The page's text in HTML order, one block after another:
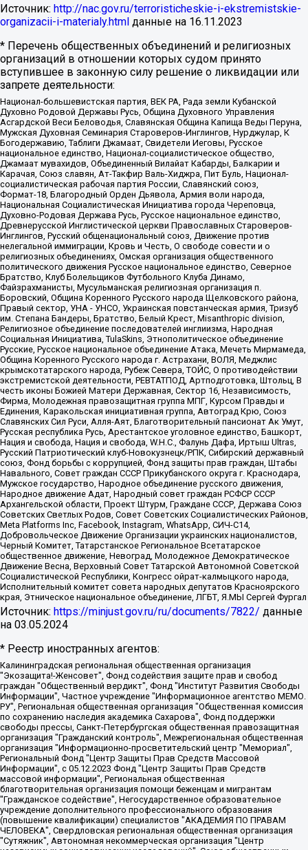
Источник: http://nac.gov.ru/terroristicheskie-i-ekstremistskie-
organizacii-i-materialy.html данные на 16.11.2023
* Перечень общественных объединений и религиозных
организаций в отношении которых судом принято
вступившее в законную силу решение о ликвидации или
запрете деятельности:
Национал-большевистская партия, ВЕК РА, Рада земли Кубанской
Духовно Родовой Державы Русь, Община Духовного Управления
Асгардской Веси Беловодья, Славянская Община Капища Веды Перуна,
Мужская Духовная Семинария Староверов-Инглингов, Нурджулар, К
Богодержавию, Таблиги Джамаат, Свидетели Иеговы, Русское
национальное единство, Национал-социалистическое общество,
Джамаат мувахидов, Объединенный Вилайат Кабарды, Балкарии и
Карачая, Союз славян, Ат-Такфир Валь-Хиджра, Пит Буль, Национал-
социалистическая рабочая партия России, Славянский союз,
Формат-18, Благородный Орден Дьявола, Армия воли народа,
Национальная Социалистическая Инициатива города Череповца,
Духовно-Родовая Держава Русь, Русское национальное единство,
Древнерусской Инглистической церкви Православных Староверов-
Инглингов, Русский общенациональный союз, Движение против
нелегальной иммиграции, Кровь и Честь, О свободе совести и о
религиозных объединениях, Омская организация общественного
политического движения Русское национальное единство, Северное
Братство, Клуб Болельщиков Футбольного Клуба Динамо,
Файзрахманисты, Мусульманская религиозная организация п.
Боровский, Община Коренного Русского народа Щелковского района,
Правый сектор, УНА - УНСО, Украинская повстанческая армия, Тризуб
им. Степана Бандеры, Братство, Белый Крест, Misanthropic division,
Религиозное объединение последователей инглиизма, Народная
Социальная Инициатива, TulaSkins, Этнополитическое объединение
Русские, Русское национальное объединение Атака, Мечеть Мирмамеда,
Община Коренного Русского народа г. Астрахани, ВОЛЯ, Меджлис
крымскотатарского народа, Рубеж Севера, ТОЙС, О противодействии
экстремистской деятельности, РЕВТАТПОД, Артподготовка, Штольц, В
честь иконы Божией Матери Державная, Сектор 16, Независимость,
Фирма, Молодежная правозащитная группа МПГ, Курсом Правды и
Единения, Каракольская инициативная группа, Автоград Крю, Союз
Славянских Сил Руси, Алля-Аят, Благотворительный пансионат Ак Умут,
Русская республика Русь, Арестантское уголовное единство, Башкорт,
Нация и свобода, Нация и свобода, W.H.С., Фалунь Дафа, Иртыш Ultras,
Русский Патриотический клуб-Новокузнецк/РПК, Сибирский державный
союз, Фонд борьбы с коррупцией, Фонд защиты прав граждан, Штабы
Навального, Совет граждан СССР Прикубанского округа г. Краснодара,
Мужское государство, Народное объединение русского движения,
Народное движение Адат, Народный совет граждан РСФСР СССР
Архангельской области, Проект Штурм, Граждане СССР, Держава Союз
Советских Светлых Родов, Совет Советских Социалистических Районов,
Meta Platforms Inc, Facebook, Instagram, WhatsApp, СИЧ-С14,
Добровольческое Движение Организации украинских националистов,
Черный Комитет, Татарстанское Региональное Всетатарское
общественное движение, Невоград, Молодежное Демократическое
Движение Весна, Верховный Совет Татарской Автономной Советской
Социалистической Республики, Конгресс ойрат-калмыцкого народа,
Исполнительный комитет совета народных депутатов Красноярского
края, Этническое национальное объединение, ЛГБТ, Я.МЫ Сергей Фургал
Источник: https://minjust.gov.ru/ru/documents/7822/ данные
на 03.05.2024
* Реестр иностранных агентов:
Калининградская региональная общественная организация "Экозащита!-Женсовет", Фонд содействия защите прав и свобод граждан "Общественный вердикт", Фонд "Институт Развития Свободы Информации", Частное учреждение "Информационное агентство МЕМО. РУ", Региональная общественная организация "Общественная комиссия по сохранению наследия академика Сахарова", Фонд поддержки свободы прессы, Санкт-Петербургская общественная правозащитная организация "Гражданский контроль", Межрегиональная общественная организация "Информационно-просветительский центр "Мемориал", Региональный Фонд "Центр Защиты Прав Средств Массовой Информации", с 05.12.2023 Фонд "Центр Защиты Прав Средств массовой информации", Региональная общественная благотворительная организация помощи беженцам и мигрантам "Гражданское содействие", Негосударственное образовательное учреждение дополнительного профессионального образования (повышение квалификации) специалистов "АКАДЕМИЯ ПО ПРАВАМ ЧЕЛОВЕКА", Свердловская региональная общественная организация "Сутяжник", Автономная некоммерческая организация "Центр независимых социологических исследований", Союз общественных объединений "Российский исследовательский центр по правам человека", Региональное общественное учреждение научно-информационный центр "МЕМОРИАЛ", Некоммерческая организация "Фонд защиты гласности", Автономная некоммерческая организация "Институт прав человека", Городская общественная организация "Екатеринбургское общество "МЕМОРИАЛ", Городская общественная организация "Рязанское историко-просветительское и правозащитное общество "Мемориал" (Рязанский Мемориал), Челябинский региональный орган общественной самодеятельности – женское общественное объединение "Женщины Евразии", Челябинский региональный орган общественной самодеятельности "Уральская правозащитная группа", Фонд содействия защите здоровья и социальной справедливости имени Андрея Рылькова, Автономная Некоммерческая Организация "Аналитический Центр Юрия Левады", Автономная некоммерческая организация социальной поддержки населения "Проект Апрель", Региональная общественная организация помощи женщинам и детям, находящимся в кризисной ситуации "Информационно-методический центр "Анна", Фонд содействия развитию массовых коммуникаций и правовому просвещению "Так-так-Так", Фонд содействия устойчивому развитию "Серебряная тайга", Свердловский региональный общественный фонд социальных проектов "Новое время", "Idel.Реалии", Кавказ.Реалии, Крым.Реалии, Телеканал Настоящее Время, Татаро-башкирская служба Радио Свобода (Azatliq Radiosi), Радио Свободная Европа/Радио Свобода (PCE/PC), "Сибирь.Реалии", "Фактограф", Благотворительный фонд помощи осужденным и их семьям, Автономная некоммерческая организация "Институт глобализации и социальных движений", Фонд "В защиту прав заключенных", Частное учреждение "Центр поддержки и содействия развитию средств массовой информации", Пензенский региональный общественный благотворительный фонд "Гражданский союз", "Север.Реалии", Некоммерческая организация Фонд "Правовая инициатива", Общество с ограниченной ответственностью "Радио Свободная Европа/Радио Свобода", Чешское информационное агентство "MEDIUM-ORIENT", Красноярская региональная общественная организация "Мы против СПИДа", Камалягин Денис Николаевич, Маркелов Сергей Евгеньевич, Пономарев Лев Александрович, Савицкая Людмила Алексеевна, Автономная некоммерческая организация "Центр по работе с проблемой насилия "НАСИЛИЮ.НЕТ", Межрегиональный профессиональный союз работников здравоохранения "Альянс врачей", Юридическое лицо, зарегистрированное в Латвийской Республике, SIA "Medusa Project" (регистрационный номер 40103797863, дата регистрации 10.06.2014), Некоммерческая организация "Фонд по борьбе с коррупцией", Автономная некоммерческая организация "Институт права и публичной политики", Баданин Роман Сергеевич, Гликин Максим Александрович, Железнова Мария Михайловна, Лукьянова Юлия Сергеевна, Маетная Елизавета Витальевна, Маняхин Петр Борисович, Чуракова Ольга Владимировна, Ярош Юлия Петровна, Юридическое лицо "The Insider SIA", зарегистрированное в Риге, Латвийская Республика (дата регистрации 26.06.2015), являющееся администратором доменного имени интернет-издания "The Insider SIA", https://theins.ru, Постернак Алексей Евгеньевич, Рубин Михаил Аркадьевич, Анин Роман Александрович, Юридическое лицо Istories fonds, зарегистрированное в Латвийской Республике (регистрационный номер 50008295751, дата регистрации 24.02.2020), Великовский Дмитрий Александрович, Долинина Ирина Николаевна, Мароховская Алеся Алексеевна, Шлейнов Роман Юрьевич, Шмагун Олеся Валентиновна, Общество с ограниченной ответственностью "Альтаир 2021", Общество с ограниченной ответственностью "Вега 2021", Общество с ограниченной ответственностью "Главный редактор 2021", Общество с ограниченной ответственностью "Ромашки монолит", Важенков Артем Валерьевич, Ивановская областная общественная организация "Центр гендерных исследований", Гурман Юрий Альбертович, Медиапроект "ОВД-Инфо", Егоров Владимир Владимирович, Жилинский Владимир Александрович, Общество с ограниченной ответственностью "ЗП", Иванова София Юрьевна, Карезина Инна Павловна, Кильтау Екатерина Викторовна, Петров Алексей Викторович, Пискунов Сергей Евгеньевич, Смирнов Сергей Сергеевич, Тихонов Михаил Сергеевич, Общество с ограниченной ответственностью "ЖУРНАЛИСТ-ИНОСТРАННЫЙ АГЕНТ", Арапова Галина Юрьевна, Вольтская Татьяна Анатольевна, Американская компания "Mason G.E.S. Anonymous Foundation" (США), являющаяся владельцем интернет-издания https://mnews.world/, Компания "Stichting Bellingcat", зарегистрированная в Нидерландах (дата регистрации 11.07.2018), Захаров Андрей Вячеславович, Клепиковская Екатерина Дмитриевна, Общество с ограниченной ответственностью "МЕМО", Перл Роман Александрович, Симонов Евгений Алексеевич, Соловьева Елена Анатольевна, Сотников Даниил Владимирович, Сурначева Елизавета Дмитриевна, Автономная некоммерческая организация по защите прав человека и информированию населения "Якутия – Наше Мнение", Общество с ограниченной ответственностью "Москоу диджитал медиа", с 26.01.2023 Общество с ограниченной ответственностью "Чайка Белые сады", Ветошкина Валерия Валерьевна, Заговора Максим Александрович, Межрегиональное общественное движение "Российская ЛГБТ - сеть", Оленичев Максим Владимирович, Павлов Иван Юрьевич, Скворцова Елена Сергеевна, Общество с ограниченной ответственностью "Как бы инагент", Кочетков Игорь Викторович, Общество с ограниченной ответственностью "Честные выборы", Еланчик Олег Александрович, Общество с ограниченной ответственностью "Нобелевский призыв", Гималова Регина Эмилевна, Григорьев Андрей Валерьевич, Григорьева Алина Александровна, Ассоциация по содействию защите прав призывников, альтернативнослужащих и военнослужащих "Правозащитная группа "Гражданин.Армия.Право", Хисамова Регина Фаритовна, Автономная некоммерческая организация по реализации социально-правовых программ "Лилит", Дальневосточное общественное движение "Маяк", Санкт-Петербургская ЛГБТ-инициативная группа "Выход", Инициативная группа ЛГБТ+ "Реверс", Алексеев Андрей Викторович, Бекбулатова Таисия Львовна, Беляев Иван Михайлович, Владыкина Елена Сергеевна, Гельман Марат Александрович, Никульшина Вероника Юрьевна, Толоконникова Надежда Андреевна, Шендерович Виктор Анатольевич, Общество с ограниченной ответственностью "Данное сообщение", Общество с ограниченной ответственностью Издательский дом "Новая глава", Айнбиндер Александра Александровна, Московский комьюнити-центр для ЛГБТ+инициатив, Благотворительный фонд развития филантропии, Deutsche Welle (Германия, Kurt-Schumacher-Strasse 3, 53113 Bonn), Борзунова Мария Михайловна, Воробьев Виктор Викторович, Голубева Анна Львовна, Константинова Алла Михайловна, Малкова Ирина Владимировна, Мурадов Мурад Абдулгалимович, Осетинская Елизавета Николаевна, Понасенков Евгений Николаевич, Ганапольский Матвей Юрьевич, Киселев Евгений Алексеевич, Борухович Ирина Григорьевна, Дремин Иван Тимофеевич, Дубровский Дмитрий Викторович, Красноярская региональная общественная организация поддержки и развития альтернативных образовательных технологий и межкультурных коммуникаций "ИНТЕРРА", Маяковская Екатерина Алексеевна, Фейгин Марк Захарович, Филимонов Андрей Викторович, Дзугкоева Регина Николаевна, Доброхотов Роман Александрович, Дудь Юрий Александрович, Елкин Сергей Владимирович, Кругликов Кирилл Игоревич, Сабунаева Мария Леонидовна, Семенов Алексей Владимирович, Шаинян Карен Багратович, Шульман Екатерина Михайловна, Асафьев Артур Валерьевич, Вахштайн Виктор Семенович, Венедиктов Алексей Алексеевич, Лушникова Екатерина Евгеньевна, Волков Леонид Михайлович, Невзоров Александр Глебович, Пархоменко Сергей Борисович, Сироткин Ярослав Николаевич, Кара-Мурза Владимир Владимирович, Баранова Наталья Владимировна, Гозман Леонид Яковлевич, Кагарлицкий Борис Юльевич, Климарев Михаил Валерьевич, Милов Владимир Станиславович, Автономная некоммерческая организация Краснодарский центр современного искусства "Типография", Моргенштерн Алишер Тагирович, Соболь Любовь Эдуардовна, Общество с ограниченной ответственностью "ЛИЗА НОРМ", Каспаров Гарри Кимович, Ходорковский Михаил Борисович, Общество с ограниченной ответственностью "Апрельские тезисы", Данилович Ирина Брониславовна, Кашин Олег Владимирович, Петров Николай Владимирович, Пивоваров Алексей Владимирович, Соколов Михаил Владимирович, Цветкова Юлия Владимировна, Чичваркин Евгений Александрович, Комитет против пыток/Команда против пыток, Общество с ограниченной ответственностью "Первый научный", Общество с ограниченной ответственностью "Вертолет и ко", Белоцерковская Вероника Борисовна, Кац Максим Евгеньевич, Лазарева Татьяна Юрьевна, Шаведдинов Руслан Табризович, Яшин Илья Валерьевич, Общество с ограниченной ответственностью "Иноагент ААВ", Алешковский Дмитрий Петрович, Альбац Евгения Марковна, Быков Дмитрий Львович, Галямина Юлия Евгеньевна, Лойко Сергей Леонидович, Мартынов Кирилл Константинович, Медведев Сергей Александрович, Крашенинников Федор Геннадиевич, Гордеева Катерина Вл